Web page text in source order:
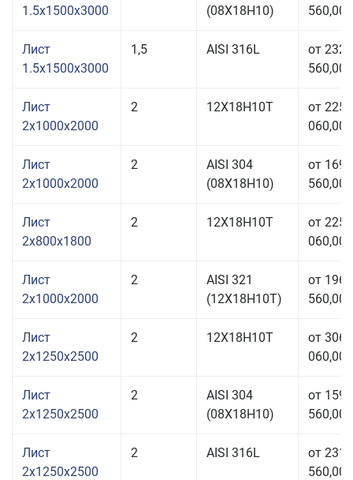
1.5x1500x3000
(08Х18Н10)
560,00
Лист
1.5x1500x3000
1,5 AISI 316L
от 232
560,00
Лист
2x1000x2000
2 12Х18Н10Т
от 225
060,00
Лист
2x1000x2000
2
AISI 304
(08Х18Н10)
от 169
560,00
Лист
2x800x1800
2 12Х18Н10Т
от 225
060,00
Лист
2x1000x2000
2
AISI 321
(12Х18Н10Т)
от 196
560,00
Лист
2x1250x2500
2 12Х18Н10Т
от 306
060,00
Лист
2x1250x2500
2
AISI 304
(08Х18Н10)
от 159
560,00
Лист
2x1250x2500
2 AISI 316L
от 231
560,00